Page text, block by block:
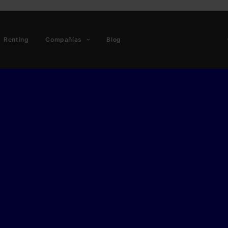
Renting Compañías Blog